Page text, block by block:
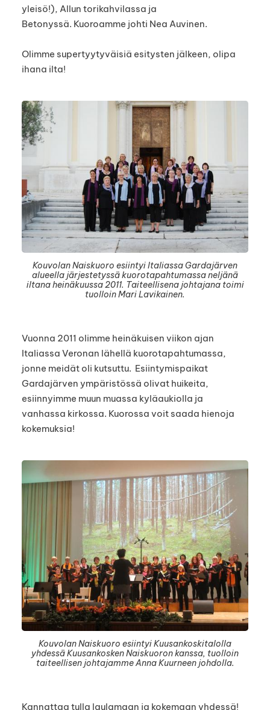
yleisö!), Allun torikahvilassa ja
Betonyssä. Kuoroamme johti Nea Auvinen.
Olimme supertyytyväisiä esitysten jälkeen, olipa
ihana ilta!
Kouvolan Naiskuoro esiintyi Italiassa Gardajärven
alueella järjestetyssä kuorotapahtumassa neljänä
iltana heinäkuussa 2011. Taiteellisena johtajana toimi
tuolloin Mari Lavikainen.
Vuonna 2011 olimme heinäkuisen viikon ajan
Italiassa Veronan lähellä kuorotapahtumassa,
jonne meidät oli kutsuttu. Esiintymispaikat
Gardajärven ympäristössä olivat huikeita,
esiinnyimme muun muassa kyläaukiolla ja
vanhassa kirkossa. Kuorossa voit saada hienoja
kokemuksia!
Kouvolan Naiskuoro esiintyi Kuusankoskitalolla
yhdessä Kuusankosken Naiskuoron kanssa, tuolloin
taiteellisen johtajamme Anna Kuurneen johdolla.
Kannattaa tulla laulamaan ja kokemaan yhdessä!